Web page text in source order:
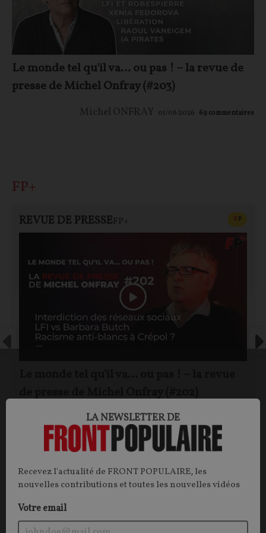
Le monde tel qu'il va… ou pas ! – la revue de
presse de Michel Onfray (#203)
Michel ONFRAY 01/08/2026 69 commentaires
FP+
REVUE DE PRESSEFP+ FP
Michel ONFRAY 25/07/2026 150 commentaires
LA NEWSLETTER DE
Recevez l'actualité de FRONT POPULAIRE, les
nouvelles contributions et toutes les nouvelles vidéos
Votre email